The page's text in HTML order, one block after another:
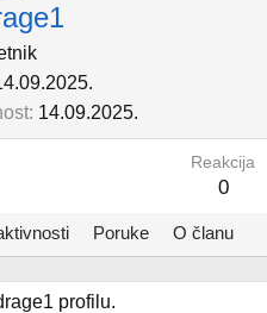
14.09.2025.
Reakcija
0
Poruke O članu
profilu.